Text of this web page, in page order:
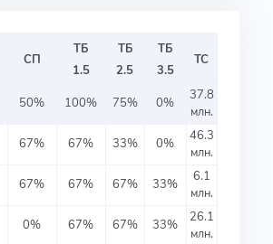
СП
ТБ
1.5
ТБ
2.5
ТБ
3.5
ТС
50% 100% 75% 0%
37.8
млн.
67% 67% 33% 0%
46.3
млн.
67% 67% 67% 33%
6.1
млн.
0% 67% 67% 33%
26.1
млн.